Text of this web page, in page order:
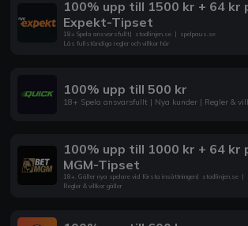
100% upp till 1500 kr + 64 kr
Expekt-Tipset
18+ Spela ansvarsfullt| stodlinjen.se | spelpaus.se
Läs fullständiga regler och villkor här
100% upp till 500 kr
18+ Spela ansvarsfullt | Nya kunder | Regler &
100% upp till 1000 kr + 64 kr
MGM-Tipset
18+. Gäller nya spelare vid första insättningen| stodlinjen.se |
Regler & villkor gäller